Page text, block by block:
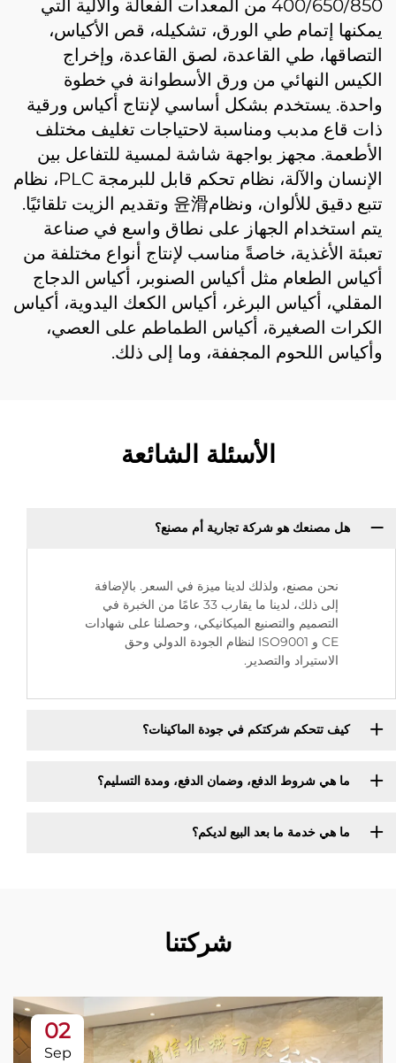
400/650/850 من المعدات الفعالة والآلية التي
يمكنها إتمام طي الورق، تشكيله، قص الأكياس،
التصاقها، طي القاعدة، لصق القاعدة، وإخراج
الكيس النهائي من ورق الأسطوانة في خطوة
واحدة. يستخدم بشكل أساسي لإنتاج أكياس ورقية
ذات قاع مدبب ومناسبة لاحتياجات تغليف مختلف
الأطعمة. مجهز بواجهة شاشة لمسية للتفاعل بين
الإنسان والآلة، نظام تحكم قابل للبرمجة PLC، نظام
تتبع دقيق للألوان، ونظام윤滑 وتقديم الزيت تلقائيًا.
يتم استخدام الجهاز على نطاق واسع في صناعة
تعبئة الأغذية، خاصةً مناسب لإنتاج أنواع مختلفة من
أكياس الطعام مثل أكياس الصنوبر، أكياس الدجاج
المقلي، أكياس البرغر، أكياس الكعك اليدوية، أكياس
الكرات الصغيرة، أكياس الطماطم على العصي،
وأكياس اللحوم المجففة، وما إلى ذلك.
الأسئلة الشائعة
هل مصنعك هو شركة تجارية أم مصنع؟
نحن مصنع، ولذلك لدينا ميزة في السعر. بالإضافة
إلى ذلك، لدينا ما يقارب 33 عامًا من الخبرة في
التصميم والتصنيع الميكانيكي، وحصلنا على شهادات
CE و ISO9001 لنظام الجودة الدولي وحق
الاستيراد والتصدير.
كيف تتحكم شركتكم في جودة الماكينات؟
ما هي شروط الدفع، وضمان الدفع، ومدة التسليم؟
ما هي خدمة ما بعد البيع لديكم؟
شركتنا
02
Sep